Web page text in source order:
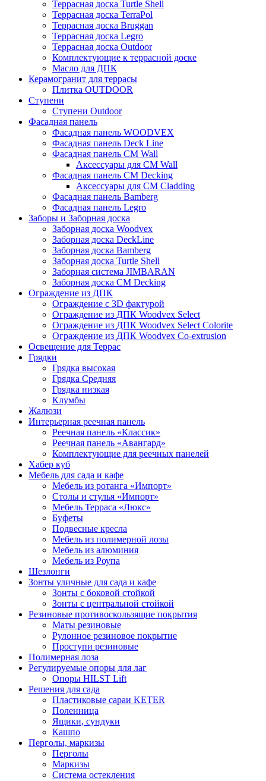
Террасная доска Turtle Shell
Террасная доска TerraPol
Террасная доска Bruggan
Террасная доска Legro
Террасная доска Outdoor
Комплектующие к террасной доске
Масло для ДПК
Керамогранит для террасы
Плитка OUTDOOR
Ступени
Ступени Outdoor
Фасадная панель
Фасадная панель WOODVEX
Фасадная панель Deck Line
Фасадная панель CM Wall
Аксессуары для CM Wall
Фасадная панель CM Decking
Аксессуары для CM Cladding
Фасадная панель Bamberg
Фасадная панель Legro
Заборы и Заборная доска
Заборная доска Woodvex
Заборная доска DeckLine
Заборная доска Bamberg
Заборная доска Turtle Shell
Заборная система JIMBARAN
Заборная доска CM Decking
Ограждение из ДПК
Ограждение с 3D фактурой
Ограждение из ДПК Woodvex Select
Ограждение из ДПК Woodvex Select Colorite
Ограждение из ДПК Woodvex Co-extrusion
Освещение для Террас
Грядки
Грядка высокая
Грядка Средняя
Грядка низкая
Клумбы
Жалюзи
Интерьерная реечная панель
Реечная панель «Классик»
Реечная панель «Авангард»
Комплектующие для реечных панелей
Хабер куб
Мебель для сада и кафе
Мебель из ротанга «Импорт»
Столы и стулья «Импорт»
Мебель Терраса «Люкс»
Буфеты
Подвесные кресла
Мебель из полимерной лозы
Мебель из алюминия
Мебель из Роупа
Шезлонги
Зонты уличные для сада и кафе
Зонты с боковой стойкой
Зонты с центральной стойкой
Резиновые противоскользящие покрытия
Маты резиновые
Рулонное резиновое покрытие
Проступи резиновые
Полимерная лоза
Регулируемые опоры для лаг
Опоры HILST Lift
Решения для сада
Пластиковые сараи KETER
Поленница
Ящики, сундуки
Кашпо
Перголы, маркизы
Перголы
Маркизы
Система остекления